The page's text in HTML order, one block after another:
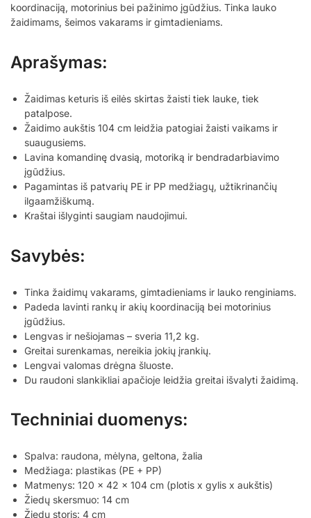
koordinaciją, motorinius bei pažinimo įgūdžius. Tinka lauko
žaidimams, šeimos vakarams ir gimtadieniams.
Aprašymas:
Žaidimas keturis iš eilės skirtas žaisti tiek lauke, tiek
patalpose.
Žaidimo aukštis 104 cm leidžia patogiai žaisti vaikams ir
suaugusiems.
Lavina komandinę dvasią, motoriką ir bendradarbiavimo
įgūdžius.
Pagamintas iš patvarių PE ir PP medžiagų, užtikrinančių
ilgaamžiškumą.
Kraštai išlyginti saugiam naudojimui.
Savybės:
Tinka žaidimų vakarams, gimtadieniams ir lauko renginiams.
Padeda lavinti rankų ir akių koordinaciją bei motorinius
įgūdžius.
Lengvas ir nešiojamas – sveria 11,2 kg.
Greitai surenkamas, nereikia jokių įrankių.
Lengvai valomas drėgna šluoste.
Du raudoni slankikliai apačioje leidžia greitai išvalyti žaidimą.
Techniniai duomenys:
Spalva: raudona, mėlyna, geltona, žalia
Medžiaga: plastikas (PE + PP)
Matmenys: 120 x 42 x 104 cm (plotis x gylis x aukštis)
Žiedų skersmuo: 14 cm
Žiedų storis: 4 cm